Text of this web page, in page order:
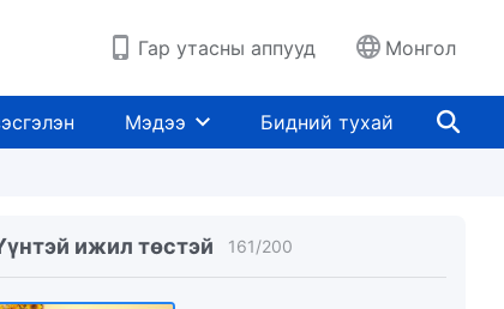
Гар утасны аппууд Монгол
Мэдээ Бидний тухай
ижил төстэй 161/200
10:34
Өдөр тутмын Бурханы үг:
160